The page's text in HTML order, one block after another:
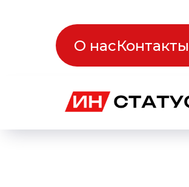
О насКонтакты